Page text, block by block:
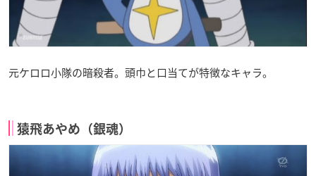
元ケロロ小隊の暗殺者。頭巾と口当てが特徴なキャラ。
猿飛あやめ（銀魂）